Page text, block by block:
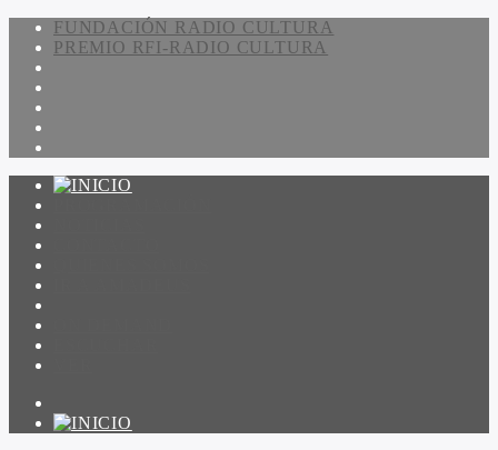
FUNDACIÓN RADIO CULTURA
PREMIO RFI-RADIO CULTURA